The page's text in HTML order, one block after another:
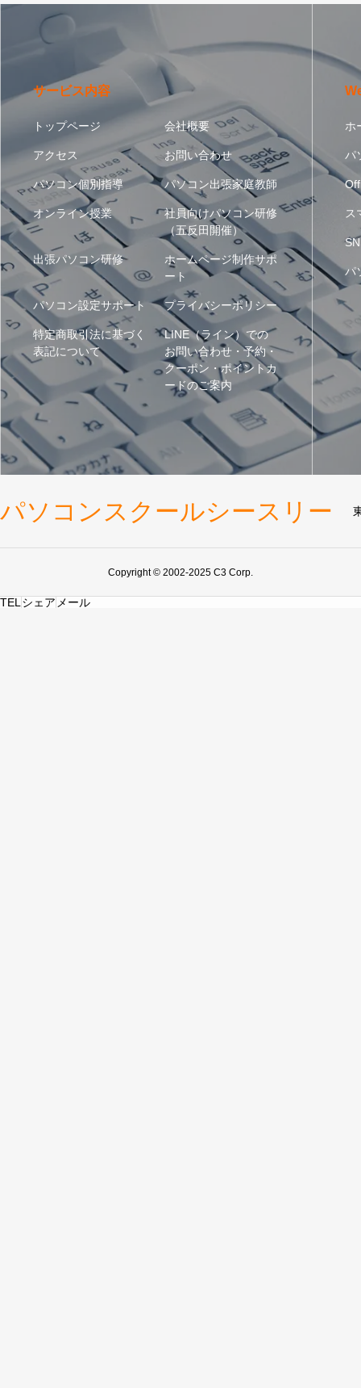
サービス内容
トップページ 会社概要
アクセス お問い合わせ
パソコン個別指導 パソコン出張家庭教師
オンライン授業
社員向けパソコン研修
（五反田開催）
出張パソコン研修
ホームページ制作サポ
ート
パソコン設定サポート プライバシーポリシー
特定商取引法に基づく
表記について
LINE（ライン）での
お問い合わせ・予約・
クーポン・ポイントカ
ードのご案内
ホ
パ
ス
パ
パソコンスクールシースリー
Copyright © 2002-2025 C3 Corp.
TEL シェア メール